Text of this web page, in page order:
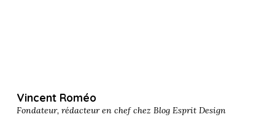
Vincent Roméo
Fondateur, rédacteur en chef chez Blog Esprit Design